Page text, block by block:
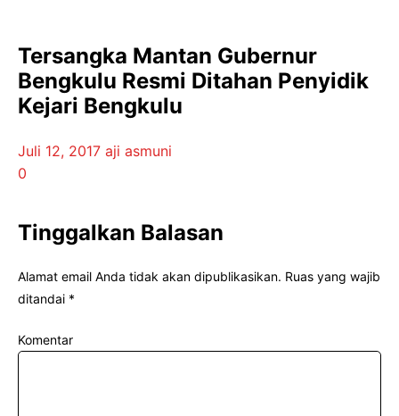
Tersangka Mantan Gubernur
Bengkulu Resmi Ditahan Penyidik
Kejari Bengkulu
Juli 12, 2017 aji asmuni
0
Tinggalkan Balasan
Alamat email Anda tidak akan dipublikasikan. Ruas yang wajib
ditandai *
Komentar